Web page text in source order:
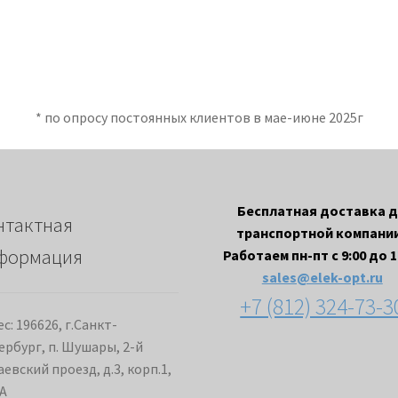
* по опросу постоянных клиентов в мае-июне 2025г
196626, г.Санкт-
п. Шушары, 2-й
проезд, д.3, корп.1,
Бесплатная доставка
транспортной
Работаем пн-пт с 9:00 до
sales@elek-opt.ru
+7 (812) 324-73-